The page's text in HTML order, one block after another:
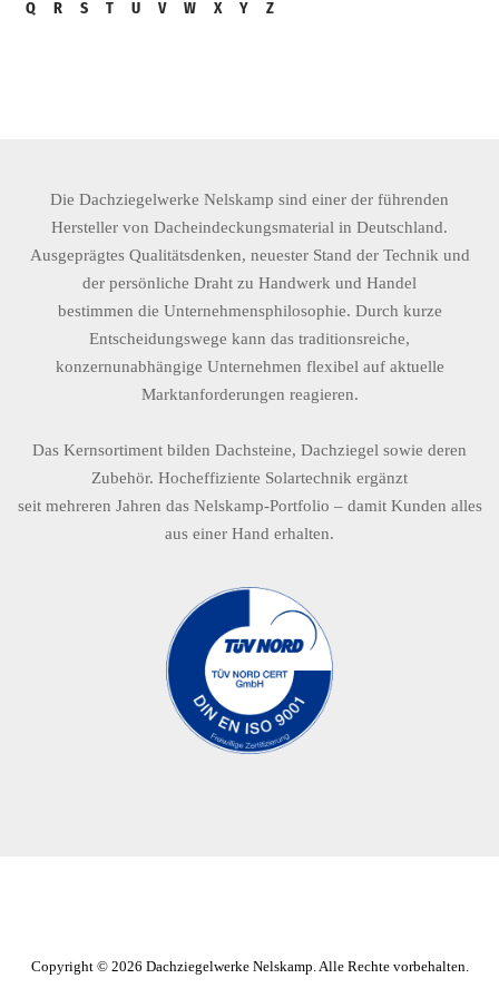
Q R S T U V W X Y Z
Die Dachziegelwerke Nelskamp sind einer der führenden
Hersteller von Dacheindeckungsmaterial in Deutschland.
Ausgeprägtes Qualitätsdenken, neuester Stand der Technik und
der persönliche Draht zu Handwerk und Handel
bestimmen die Unternehmensphilosophie. Durch kurze
Entscheidungswege kann das traditionsreiche,
konzernunabhängige Unternehmen flexibel auf aktuelle
Marktanforderungen reagieren.
Das Kernsortiment bilden Dachsteine, Dachziegel sowie deren
Zubehör. Hocheffiziente Solartechnik ergänzt
seit mehreren Jahren das Nelskamp-Portfolio – damit Kunden alles
aus einer Hand erhalten.
Copyright © 2026 Dachziegelwerke Nelskamp. Alle Rechte vorbehalten.